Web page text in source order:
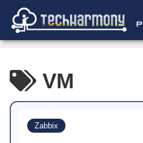
VM
Zabbix